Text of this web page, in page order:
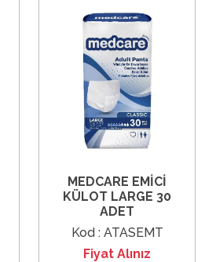
MEDCARE EMİCİ
KÜLOT LARGE 30
ADET
Kod : ATASEMT
Fiyat Alınız